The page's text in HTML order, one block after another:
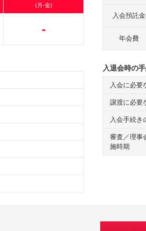
(月-金)
-
入会預託金
年会費
入退会時の
入会に必要
譲渡に必要
入会手続き
審査／理事
施時期